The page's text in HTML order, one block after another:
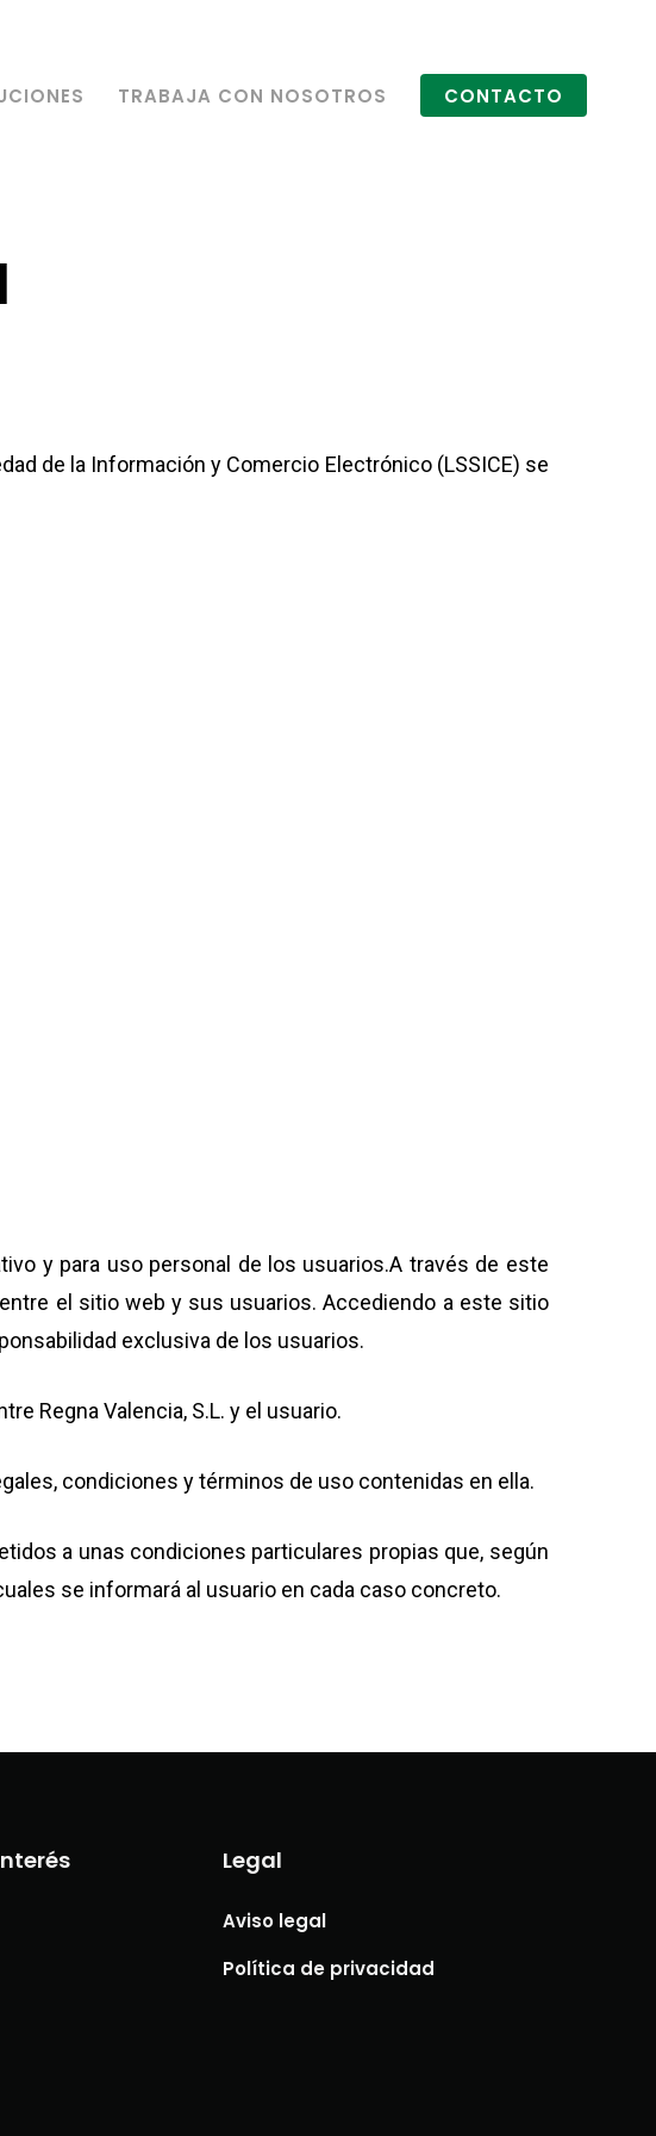
TRABAJA CON NOSOTROS CONTACTO
de la Información y Comercio Electrónico (LSSICE) se
y para uso personal de los usuarios.A través de este
el sitio web y sus usuarios. Accediendo a este sitio
exclusiva de los usuarios.
Regna Valencia, S.L. y el usuario.
condiciones y términos de uso contenidas en ella.
a unas condiciones particulares propias que, según
se informará al usuario en cada caso concreto.
Legal
Aviso legal
Política de privacidad